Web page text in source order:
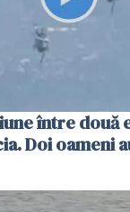
între
Doi oameni